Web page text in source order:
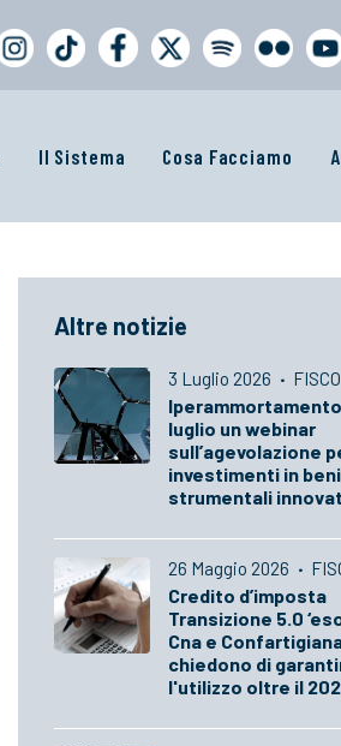
Il Sistema Cosa Facciamo
Altre notizie
3 Luglio 2026 · FISCO
luglio un webinar
sull’agevolazione
investimenti in beni
strumentali
26 Maggio 2026 ·
Credito d’imposta
Transizione 5.0
Cna e
chiedono di
l'utilizzo oltre il